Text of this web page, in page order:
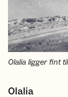
Olalia ligger fint
Olalia